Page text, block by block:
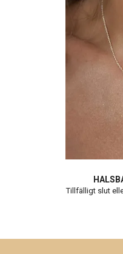
Tillfälligt slut